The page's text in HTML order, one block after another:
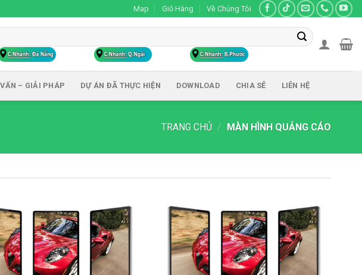
Map Giỏ Hàng Về Chúng Tôi
– GIẢI PHÁP DỰ ÁN ĐÃ THỰC HIỆN DOWNLOAD CHIA SẺ LIÊN HỆ
TRANG CHỦ / MÀN HÌNH QUẢNG CÁO
Add to
wishlist
Add to
wishlist